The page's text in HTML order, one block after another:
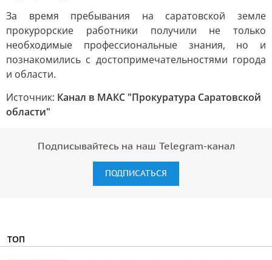
За время пребывания на саратовской земле
прокурорские работники получили не только
необходимые профессиональные знания, но и
познакомились с достопримечательностями города
и области.
Источник: Канал в МАКС "Прокуратура Саратовской
области"
Подписывайтесь на наш Telegram-канал
ПОДПИСАТЬСЯ
ТОП